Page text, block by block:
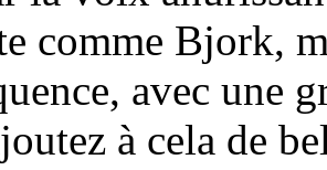
comme Bjork,
avec une
à cela de